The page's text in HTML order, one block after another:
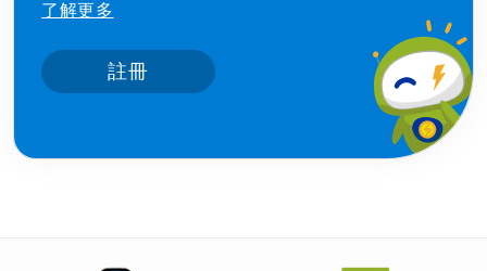
了解更多
註冊